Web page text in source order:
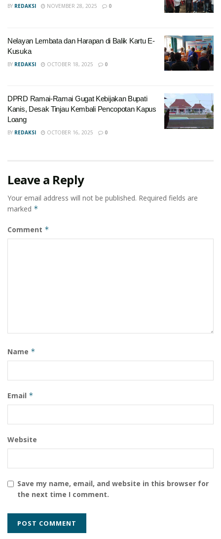
BY REDAKSI NOVEMBER 28, 2025 0
Nelayan Lembata dan Harapan di Balik Kartu E-
Kusuka
BY REDAKSI OCTOBER 18, 2025 0
DPRD Ramai-Ramai Gugat Kebijakan Bupati
Kanis, Desak Tinjau Kembali Pencopotan Kapus
Loang
BY REDAKSI OCTOBER 16, 2025 0
Leave a Reply
Your email address will not be published. Required fields are
marked *
Comment *
Name *
Email *
Website
Save my name, email, and website in this browser for
the next time I comment.